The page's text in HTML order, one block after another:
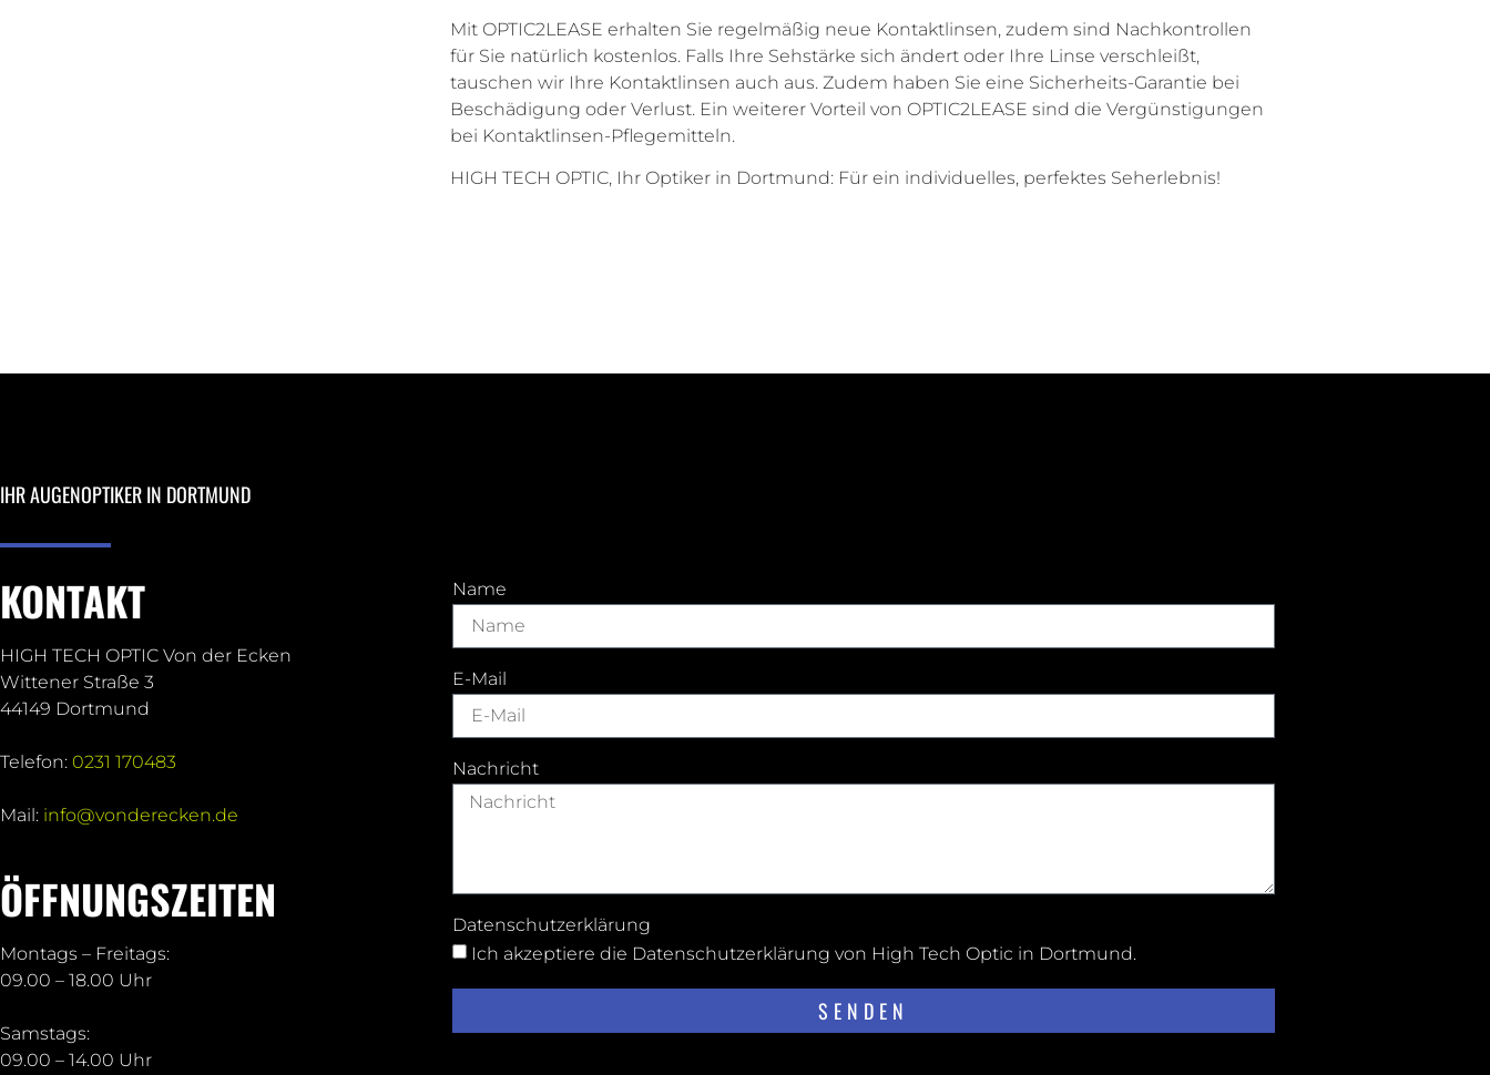
Mit OPTIC2LEASE erhalten Sie regelmäßig neue Kontaktlinsen, zudem sind Nachkontrollen
für Sie natürlich kostenlos. Falls Ihre Sehstärke sich ändert oder Ihre Linse verschleißt,
tauschen wir Ihre Kontaktlinsen auch aus. Zudem haben Sie eine Sicherheits-Garantie bei
Beschädigung oder Verlust. Ein weiterer Vorteil von OPTIC2LEASE sind die Vergünstigungen
bei Kontaktlinsen-Pflegemitteln.
HIGH TECH OPTIC, Ihr Optiker in Dortmund: Für ein individuelles, perfektes Seherlebnis!
IHR AUGENOPTIKER IN DORTMUND
KONTAKT
HIGH TECH OPTIC Von der Ecken
Wittener Straße 3
44149 Dortmund
Telefon: 0231 170483
Mail: info@vonderecken.de
ÖFFNUNGSZEITEN
Montags – Freitags:
09.00 – 18.00 Uhr
Samstags:
09.00 – 14.00 Uhr
Name
E-Mail
Nachricht
Datenschutzerklärung
Ich akzeptiere die Datenschutzerklärung von High Tech Optic in Dortmund.
SENDEN